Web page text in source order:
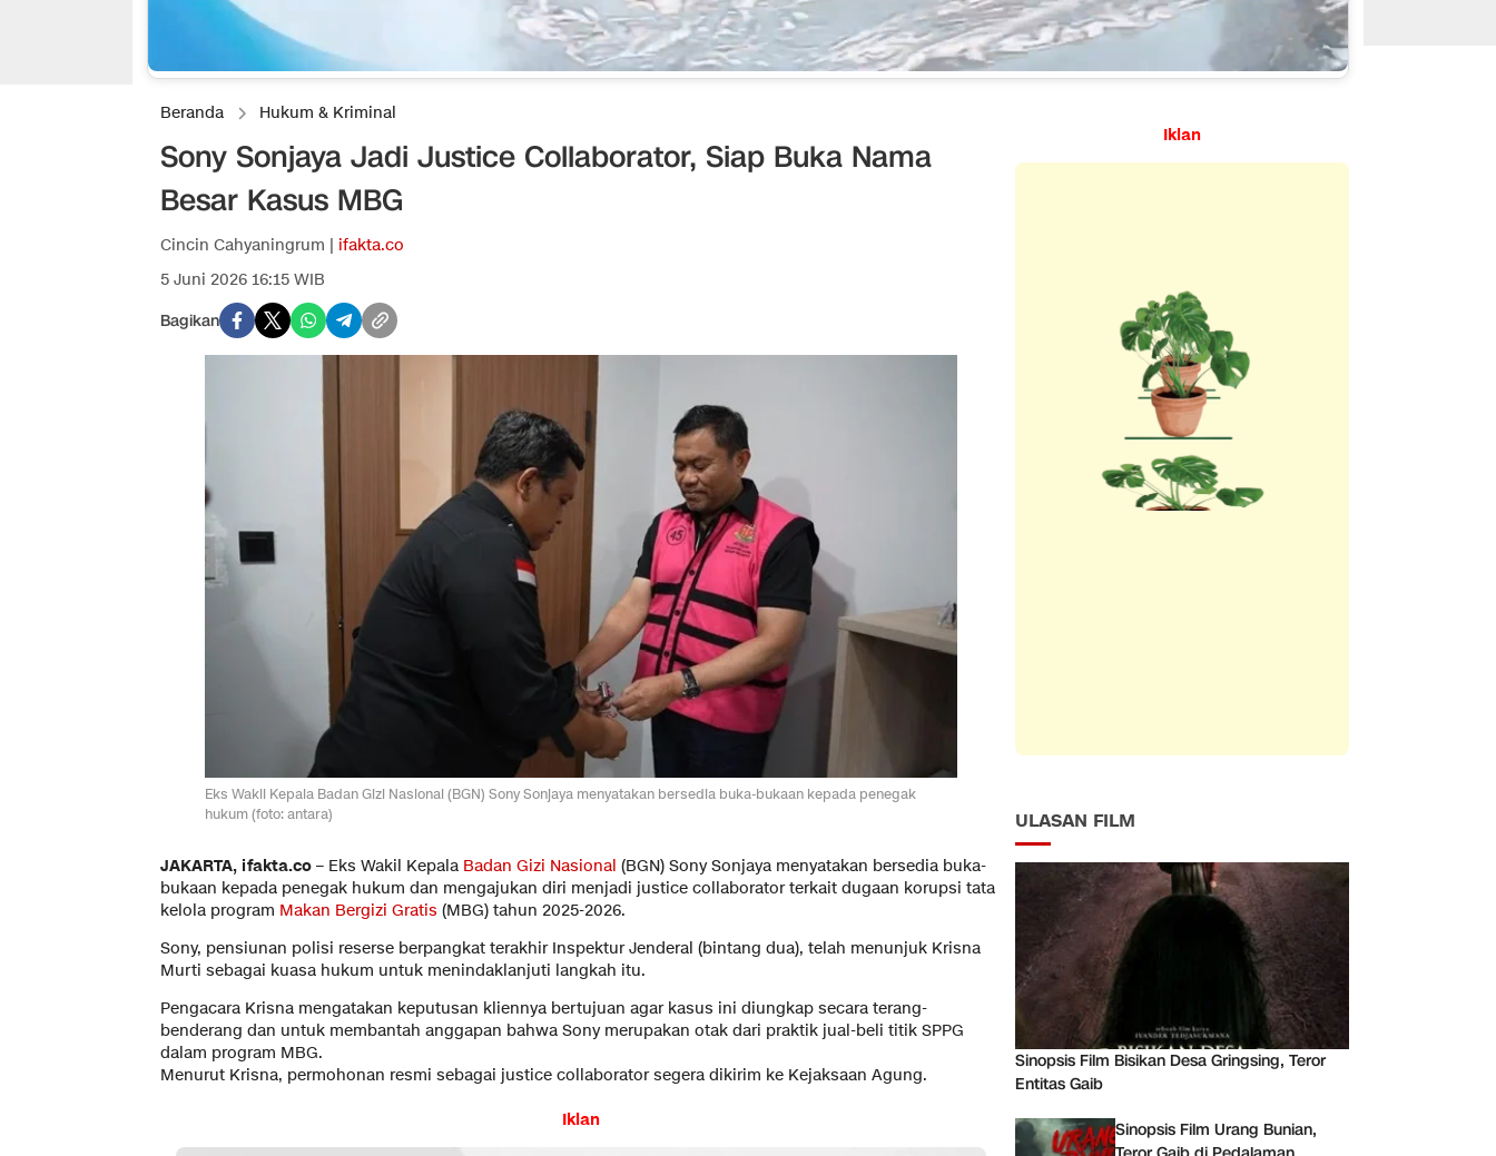
Beranda Hukum & Kriminal
Sony Sonjaya Jadi Justice Collaborator, Siap Buka Nama
Besar Kasus MBG
Cincin Cahyaningrum | ifakta.co
5 Juni 2026 16:15 WIB
Bagikan
Eks Wakil Kepala Badan Gizi Nasional (BGN) Sony Sonjaya menyatakan bersedia buka-bukaan kepada penegak
hukum (foto: antara)
JAKARTA, ifakta.co – Eks Wakil Kepala Badan Gizi Nasional (BGN) Sony Sonjaya menyatakan bersedia buka-
bukaan kepada penegak hukum dan mengajukan diri menjadi justice collaborator terkait dugaan korupsi tata
kelola program Makan Bergizi Gratis (MBG) tahun 2025-2026.
Sony, pensiunan polisi reserse berpangkat terakhir Inspektur Jenderal (bintang dua), telah menunjuk Krisna
Murti sebagai kuasa hukum untuk menindaklanjuti langkah itu.
Pengacara Krisna mengatakan keputusan kliennya bertujuan agar kasus ini diungkap secara terang-
benderang dan untuk membantah anggapan bahwa Sony merupakan otak dari praktik jual-beli titik SPPG
dalam program MBG.
Menurut Krisna, permohonan resmi sebagai justice collaborator segera dikirim ke Kejaksaan Agung.
Iklan
Iklan
ULASAN FILM
Sinopsis Film Bisikan Desa Gringsing, Teror
Entitas Gaib
Sinopsis Film Urang Bunian,